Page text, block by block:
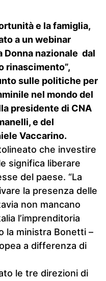
e la famiglia,
a un webinar
Donna nazionale dal
rinascimento”,
sulle politiche per
nel mondo del
presidente di CNA
e del
Vaccarino.
che investire
significa liberare
del paese. “La
la presenza delle
non mancano
l’imprenditoria
la ministra Bonetti –
a differenza di
le tre direzioni di